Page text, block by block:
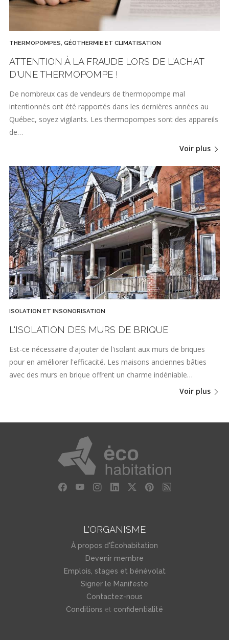
THERMOPOMPES, GÉOTHERMIE ET CLIMATISATION
ATTENTION À LA FRAUDE LORS DE L'ACHAT
D'UNE THERMOPOMPE !
De nombreux cas de vendeurs de thermopompe mal
intentionnés ont été rapportés dans les dernières années au
Québec, soyez vigilants. Les thermopompes sont des appareils
de…
Voir plus
ISOLATION ET INSONORISATION
L'ISOLATION DES MURS DE BRIQUE
Est-ce nécessaire d'ajouter de l'isolant aux murs de briques
pour en améliorer l'efficacité. Les maisons anciennes bâties
avec des murs en brique offrent un charme indéniable…
Voir plus
L'ORGANISME
À propos d'Écohabitation
Devenir membre
Emplois, stages et bénévolat
Signer le Manifeste
Contactez-nous
Conditions et confidentialité